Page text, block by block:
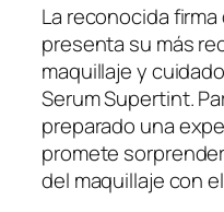
La reconocida
presenta su más
maquillaje y
Serum Supertint.
preparado una
promete
del maquillaje con